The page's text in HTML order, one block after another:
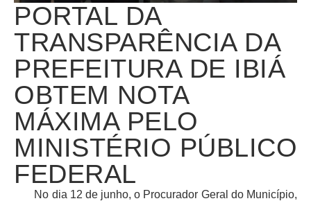
PORTAL DA
TRANSPARÊNCIA DA
PREFEITURA DE IBIÁ
OBTEM NOTA
MÁXIMA PELO
MINISTÉRIO PÚBLICO
FEDERAL
No dia 12 de junho, o Procurador Geral do Município,